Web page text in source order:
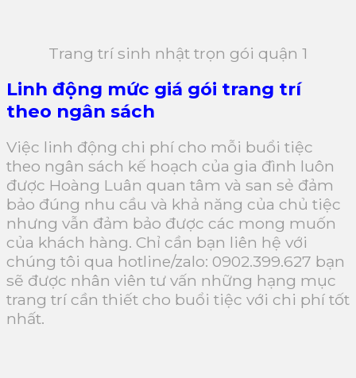
Trang trí sinh nhật trọn gói quận 1
Linh động mức giá gói trang trí
theo ngân sách
Việc linh động chi phí cho mỗi buổi tiệc
theo ngân sách kế hoạch của gia đình luôn
được Hoàng Luân quan tâm và san sẻ đảm
bảo đúng nhu cầu và khả năng của chủ tiệc
nhưng vẫn đảm bảo được các mong muốn
của khách hàng. Chỉ cần bạn liên hệ với
chúng tôi qua hotline/zalo: 0902.399.627 bạn
sẽ được nhân viên tư vấn những hạng mục
trang trí cần thiết cho buổi tiệc với chi phí tốt
nhất.